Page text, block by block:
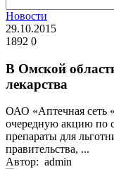
Новости
29.10.2015
1892 0
В Омской
лекарства
ОАО «Аптечная сеть
очередную акцию по
препараты для
правительства, ...
Автор: admin